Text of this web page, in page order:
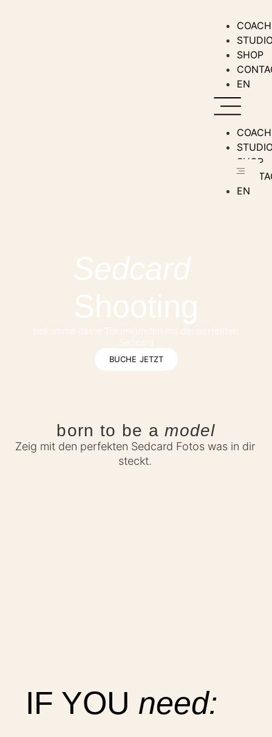
SHOP
EN
SHOP
EN
BUCHE JETZT
born to be amodel
Zeig mit den perfekten Sedcard Fotos was in dir
steckt.
IF YOU need: